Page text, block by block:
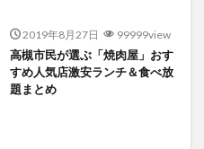
2019年8月27日 99999view
高槻市民が選ぶ「焼肉屋」おす
すめ人気店激安ランチ＆食べ放
題まとめ